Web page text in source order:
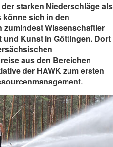
starken Niederschläge als
könne sich in den
zumindest Wissenschaftler
Kunst in Göttingen. Dort
aus den Bereichen
der HAWK zum ersten